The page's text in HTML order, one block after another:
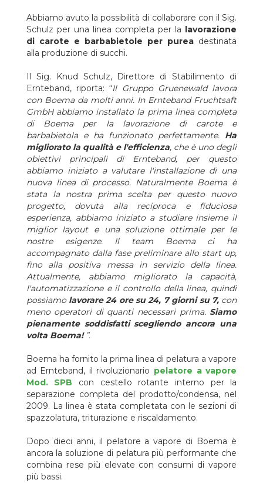
Inoltre,Boema unisce l'esperienza di pelatura a vapore
con profonde competenze nell'industria di purea e succhi
e, grazie a questo, siamo la chiave per molti trasformatori di
carote e radici in tutto il mondo. Ecco perché Ernteband
linea di pelatura.
Scorri la galleria per vedere le foto.
Grazie ai nostri clienti speciali.
Vuoi migliorare la tua produzione con linee di lavorazione
in grado di lavorare 24/7?
Il Sig. Knud Schulz, della ditta Ernteband, risponderebbe “Scegli
Boema e il suo team per trovare la soluzione perfetta”.
Ernteband Fruchtsaft GmbH
vicino a Stoccarda, è una delle
società di Grünewald International, dal 1985. Il Gruppo
Grünewald, nato in Austria agisce come un forte gruppo di
aziende con tradizione famigliare e comeuno dei più grandi
trasformatori di frutta in Europa. Nello specifico, in
Ernteband Fruchtsaf il cuore della sua produzione è la mela, la
pera e il ribes nero, ma qui vengono prodotti anche verdure,
come carote e barbabietole, per l'utilizzo nell'industria
alimentare. Ernteband trasforma quotidianamente grandi
quantità di frutta e verdura coltivate internamente in succhi e
puree: questi prodotti sono la base per la produzione di
prodotti di prima qualità
soddisfare queste premesse.
Abbiamo avuto la possibilità di collaborare con il Sig. Schulz per
una linea completa per lalavorazione di carote e
barbabietole per pureadestinata alla produzione di succhi.
riporta: “Il Gruppo Gruenewald lavora con Boema da molti anni.
In Ernteband Fruchtsaft GmbH abbiamo installato la prima
linea completa di Boema per la lavorazione di carote e
barbabietola e ha funzionato perfettamente.
Abbiamo avuto la possibilità di collaborare con il Sig.
Schulz per una linea completa per la lavorazione
di carote e barbabietole per purea destinata
alla produzione di succhi.
Il Sig. Knud Schulz, Direttore di Stabilimento di
Ernteband, riporta: “Il Gruppo Gruenewald lavora
con Boema da molti anni. In Ernteband Fruchtsaft
GmbH abbiamo installato la prima linea completa
di Boema per la lavorazione di carote e
barbabietola e ha funzionato perfettamente. Ha
migliorato la qualità e l'efficienza, che è uno degli
obiettivi principali di Ernteband, per questo
abbiamo iniziato a valutare l'installazione di una
nuova linea di processo. Naturalmente Boema è
stata la nostra prima scelta per questo nuovo
progetto, dovuta alla reciproca e fiduciosa
esperienza, abbiamo iniziato a studiare insieme il
miglior layout e una soluzione ottimale per le
nostre esigenze. Il team Boema ci ha
accompagnato dalla fase preliminare allo start up,
fino alla positiva messa in servizio della linea.
Attualmente, abbiamo migliorato la capacità,
l'automatizzazione e il controllo della linea, quindi
possiamo lavorare 24 ore su 24, 7 giorni su 7,con
meno operatori di quanti necessari prima. Siamo
pienamente soddisfatti scegliendo ancora una
volta Boema!”.
Boema ha fornito la prima linea di pelatura a vapore
ad Ernteband, il rivoluzionario pelatore a vapore
Mod. SPB con cestello rotante interno per la
separazione completa del prodotto/condensa, nel
2009. La linea è stata completata con le sezioni di
spazzolatura, triturazione e riscaldamento.
Dopo dieci anni, il pelatore a vapore di Boema è
ancora la soluzione di pelatura più performante che
combina rese più elevate con consumi di vapore
più bassi.